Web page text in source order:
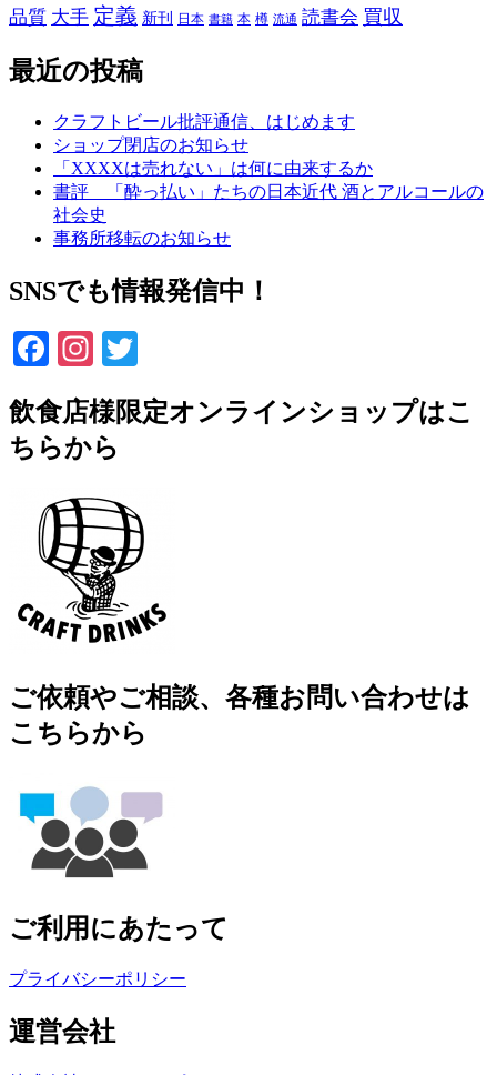
品質 大手 定義 新刊 日本 書籍 本 樽 流通 読書会 買収
最近の投稿
クラフトビール批評通信、はじめます
ショップ閉店のお知らせ
「XXXXは売れない」は何に由来するか
書評 「酔っ払い」たちの日本近代 酒とアルコールの
社会史
事務所移転のお知らせ
SNSでも情報発信中！
Facebook
Instagram
飲食店様限定オンラインショップはこ
ちらから
ご依頼やご相談、各種お問い合わせは
こちらから
ご利用にあたって
プライバシーポリシー
運営会社